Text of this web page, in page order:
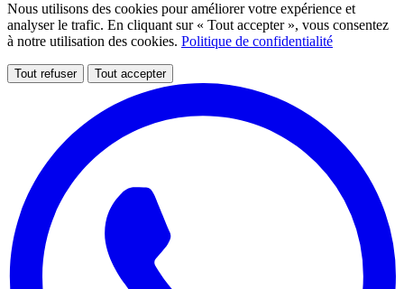
Nous utilisons des cookies pour améliorer votre expérience et
analyser le trafic. En cliquant sur « Tout accepter », vous consentez
à notre utilisation des cookies. Politique de confidentialité
Tout refuser Tout accepter